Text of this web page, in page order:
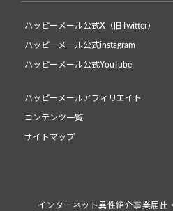
ハッピーメール公式X（旧Twitter）
ハッピーメール公式instagram
ハッピーメール公式YouTube
ハッピーメールアフィリエイト
コンテンツ一覧
サイトマップ
インターネット異性紹介事業届出